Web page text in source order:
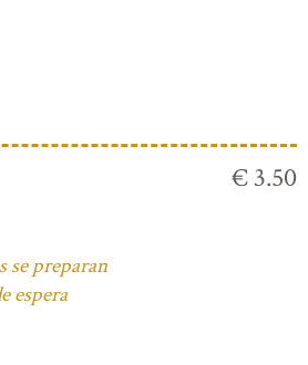
€ 3.50
se preparan
espera